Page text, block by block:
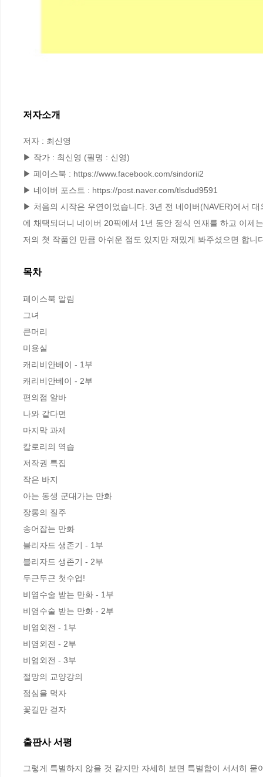
저자소개
저자 : 최신영
▶ 작가 : 최신영 (필명 : 신영)
▶ 페이스북 : https://www.facebook.com/sindorii2
▶ 네이버 포스트 : https://post.naver.com/tlsdud9591
▶ 처음의 시작은 우연이었습니다. 3년 전 네이버(NAVER)에서
에 채택되더니 네이버 20픽에서 1년 동안 정식 연재를 하고 이제
저의 첫 작품인 만큼 아쉬운 점도 있지만 재밌게 봐주셨으면 합니
목차
페이스북 알림
그녀
큰머리
미용실
캐리비안베이 - 1부
캐리비안베이 - 2부
편의점 알바
나와 같다면
마지막 과제
칼로리의 역습
저작권 특집
작은 바지
아는 동생 군대가는 만화
장롱의 질주
송어잡는 만화
블리자드 생존기 - 1부
블리자드 생존기 - 2부
두근두근 첫수업!
비염수술 받는 만화 - 1부
비염수술 받는 만화 - 2부
비염외전 - 1부
비염외전 - 2부
비염외전 - 3부
절망의 교양강의
점심을 먹자
꽃길만 걷자
출판사 서평
그렇게 특별하지 않을 것 같지만 자세히 보면 특별함이 서서히 묻